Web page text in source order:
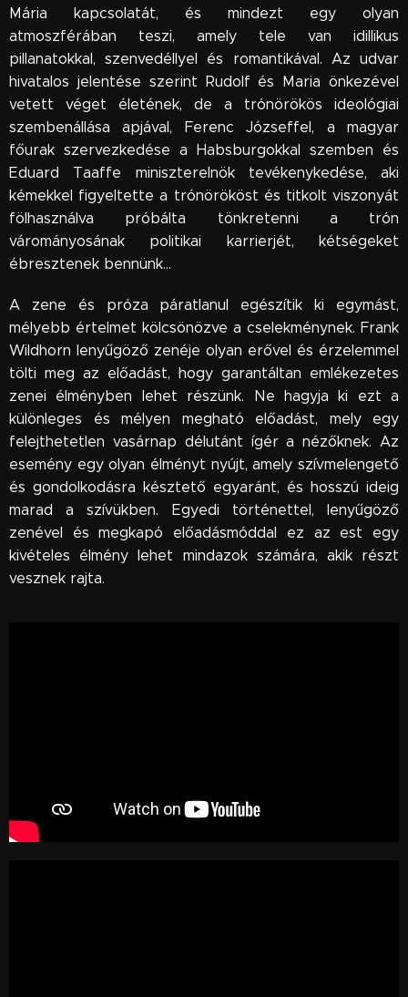
Mária kapcsolatát, és mindezt egy olyan
atmoszférában teszi, amely tele van idillikus
pillanatokkal, szenvedéllyel és romantikával. Az udvar
hivatalos jelentése szerint Rudolf és Maria önkezével
vetett véget életének, de a trónörökös ideológiai
szembenállása apjával, Ferenc Józseffel, a magyar
főurak szervezkedése a Habsburgokkal szemben és
Eduard Taaffe miniszterelnök tevékenykedése, aki
kémekkel figyeltette a trónörököst és titkolt viszonyát
fölhasználva próbálta tönkretenni a trón
várományosának politikai karrierjét, kétségeket
ébresztenek bennünk...
A zene és próza páratlanul egészítik ki egymást,
mélyebb értelmet kölcsönözve a cselekménynek. Frank
Wildhorn lenyűgöző zenéje olyan erővel és érzelemmel
tölti meg az előadást, hogy garantáltan emlékezetes
zenei élményben lehet részünk.
Ne hagyja ki ezt a
különleges és mélyen megható előadást, mely egy
felejthetetlen vasárnap délutánt ígér a nézőknek. Az
esemény egy olyan élményt nyújt, amely szívmelengető
és gondolkodásra késztető egyaránt, és hosszú ideig
marad a szívükben. Egyedi történettel, lenyűgöző
zenével és megkapó előadásmóddal ez az est egy
kivételes élmény lehet mindazok számára, akik részt
vesznek rajta.